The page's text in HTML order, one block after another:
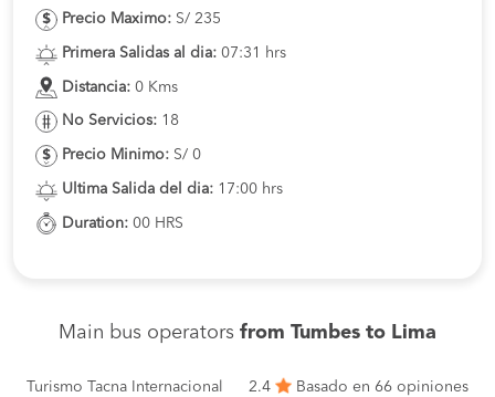
Precio Maximo: S/ 235
Primera Salidas al dia: 07:31 hrs
Distancia: 0 Kms
No Servicios: 18
Precio Minimo: S/ 0
Ultima Salida del dia: 17:00 hrs
Duration: 00 HRS
Main bus operators from Tumbes to Lima
Turismo Tacna Internacional 2.4
Basado en 66 opiniones